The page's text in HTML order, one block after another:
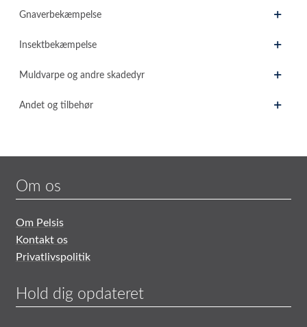
Gnaverbekæmpelse
Insektbekæmpelse
Muldvarpe og andre skadedyr
Andet og tilbehør
Om os
Om Pelsis
Kontakt os
Privatlivspolitik
Hold dig opdateret